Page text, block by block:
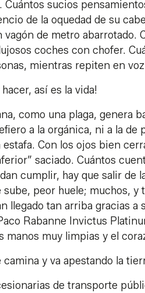
Cuántos sucios
de la oquedad de su
vagón de metro abarrotado.
coches con chofer.
mientras repiten en
hacer, así es la vida!
como una plaga, genera
a la orgánica, ni a la de
estafa. Con los ojos bien
saciado. Cuántos
cumplir, hay que salir de
sube, peor huele; muchos,
llegado tan arriba gracias
Rabanne Invictus
manos muy limpias y el
camina y va apestando la
de transporte